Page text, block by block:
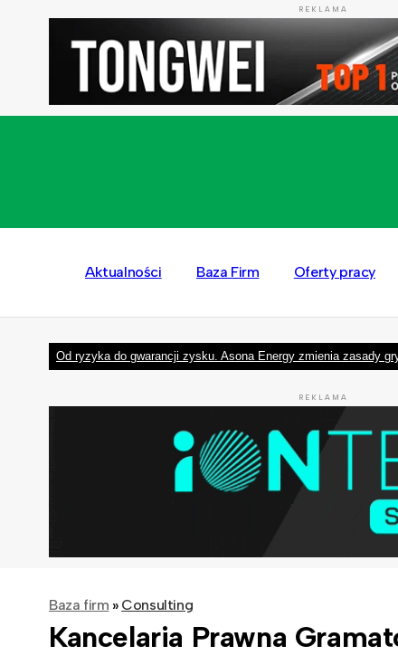
REKLAMA
Aktualności Baza Firm Oferty pracy
Od ryzyka do gwarancji zysku. Asona Energy zmienia zasady
REKLAMA
Baza firm » Consulting
Kancelaria Prawna